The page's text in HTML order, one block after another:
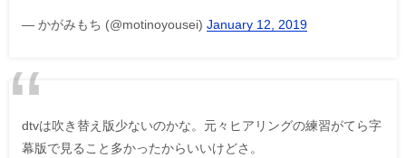
— かがみもち (@motinoyousei) January 12, 2019
dtvは吹き替え版少ないのかな。元々ヒアリングの練習がてら字
幕版で見ること多かったからいいけどさ。